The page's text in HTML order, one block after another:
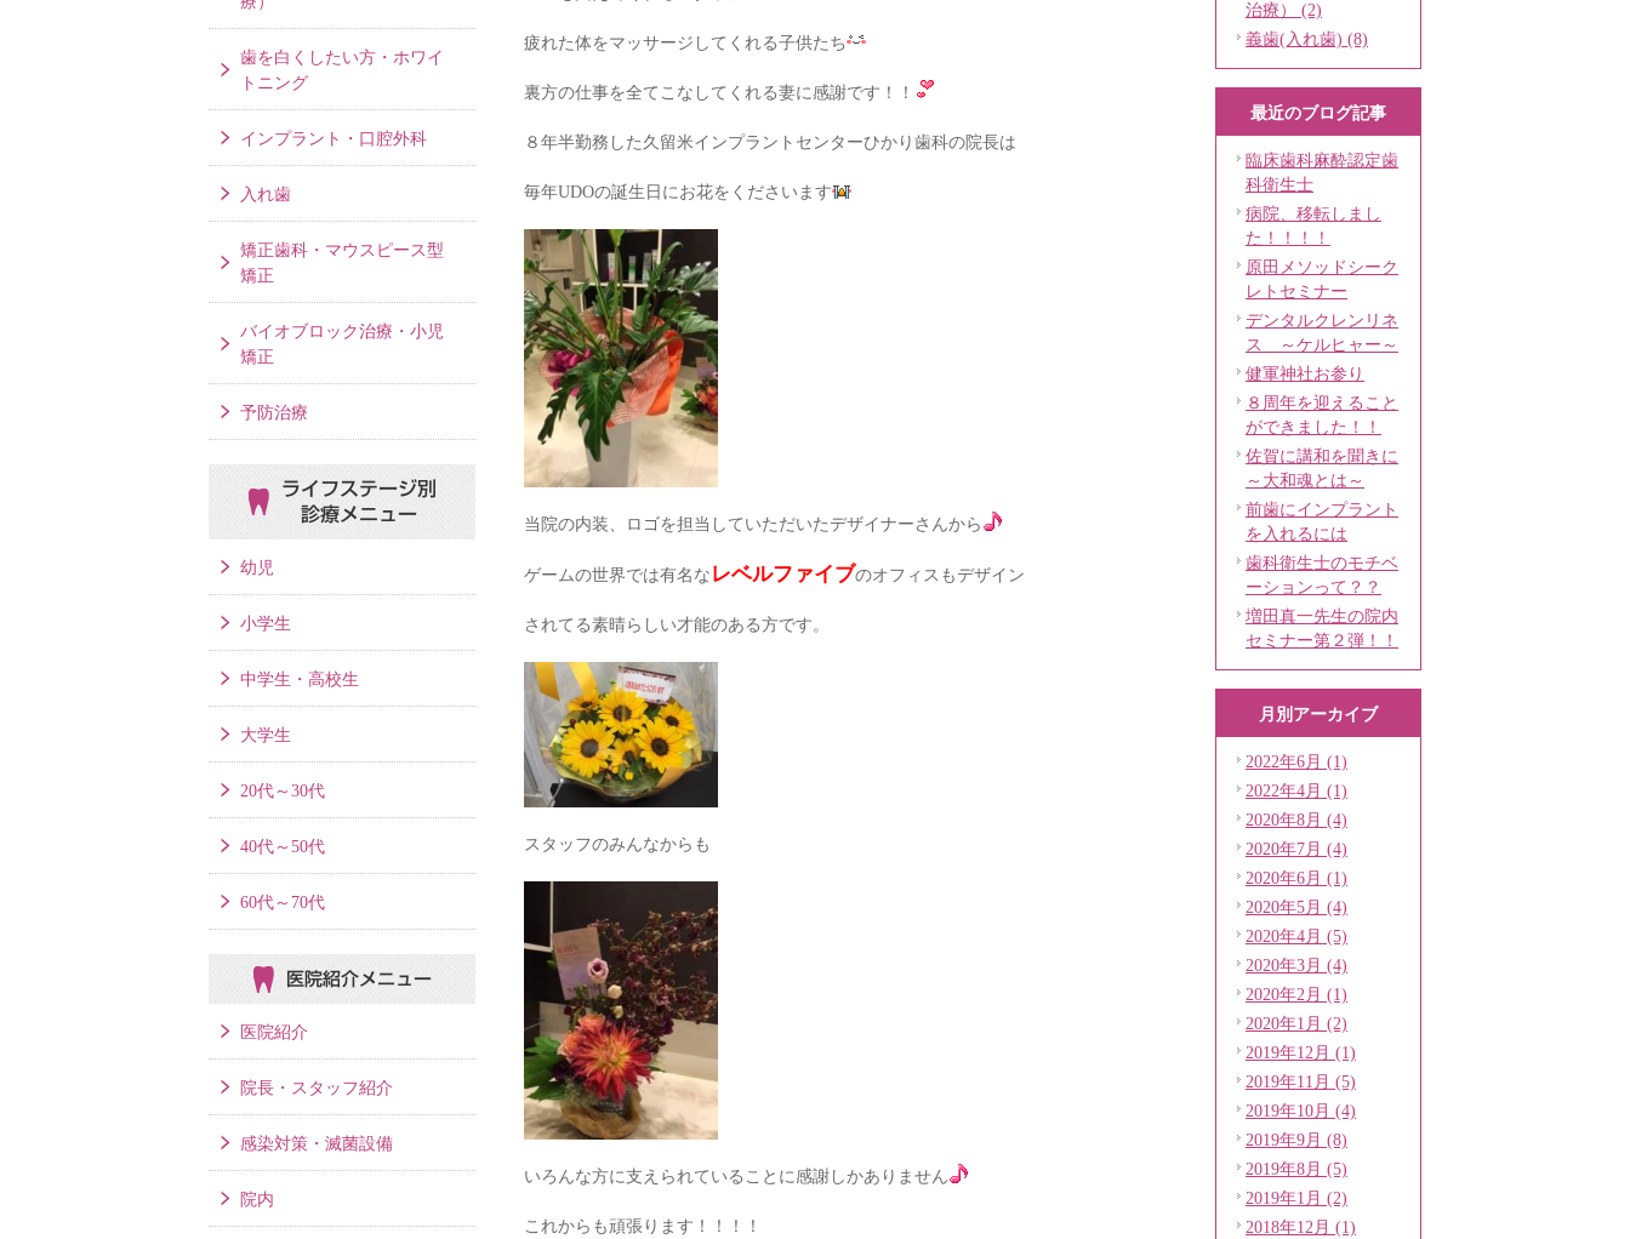
疲れた体をマッサージしてくれる子供たち
裏方の仕事を全てこなしてくれる妻に感謝です！！
８年半勤務した久留米インプラントセンターひかり歯科の院長は
毎年UDOの誕生日にお花をくださいます
当院の内装、ロゴを担当していただいたデザイナーさんから
ゲームの世界では有名なレベルファイブのオフィスもデザイン
されてる素晴らしい才能のある方です。
スタッフのみんなからも
いろんな方に支えられていることに感謝しかありません
これからも頑張ります！！！！
治療） (2)
義歯(入れ歯) (8)
最近のブログ記事
臨床歯科麻酔認定歯
科衛生士
病院、移転しまし
た！！！！
原田メソッドシーク
レトセミナー
デンタルクレンリネ
ス ～ケルヒャー～
健軍神社お参り
８周年を迎えること
ができました！！
佐賀に講和を聞きに
～大和魂とは～
前歯にインプラント
を入れるには
歯科衛生士のモチベ
ーションって？？
増田真一先生の院内
セミナー第２弾！！
月別アーカイブ
2022年6月 (1)
2022年4月 (1)
2020年8月 (4)
2020年7月 (4)
2020年6月 (1)
2020年5月 (4)
2020年4月 (5)
2020年3月 (4)
2020年2月 (1)
2020年1月 (2)
2019年12月 (1)
2019年11月 (5)
2019年10月 (4)
2019年9月 (8)
2019年8月 (5)
2019年1月 (2)
2018年12月 (1)
歯を白くしたい方・ホワイ
トニング
インプラント・口腔外科
入れ歯
矯正歯科・マウスピース型
矯正
バイオブロック治療・小児
矯正
予防治療
ライフステージ別
診療メニュー
幼児
小学生
中学生・高校生
大学生
20代～30代
40代～50代
60代～70代
医院紹介メニュー
医院紹介
院長・スタッフ紹介
感染対策・滅菌設備
院内